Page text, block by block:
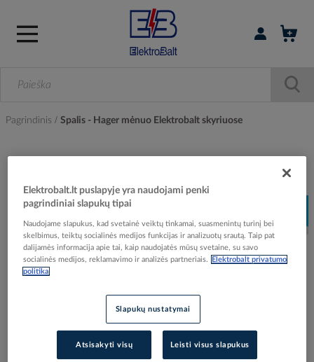
Prisijungti /
Pagrindinis Spalis - Hager mėnuo Elektrobalt skyriuose
Elektrobalt.lt puslapyje yra naudojami penki
pagrindiniai slapukų tipai
Naudojame slapukus, kad svetainė veiktų tinkamai, suasmenintų turinį bei
skelbimus, teiktų socialinės medijos funkcijas ir analizuotų srautą. Taip pat
dalijamės informacija apie tai, kaip naudojatės mūsų svetaine, su savo
socialinės medijos, reklamavimo ir analizės partneriais.
Elektrobalt privatumo
politika
Slapukų nustatymai
Atsisakyti visų Leisti visus slapukus